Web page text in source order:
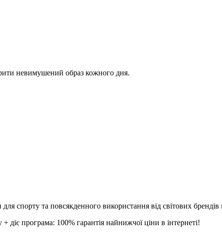
невимушений образ кожного дня.
спорту та повсякденного використання від світових брендів
програма: 100% гарантія найнижчої ціни в інтернеті!